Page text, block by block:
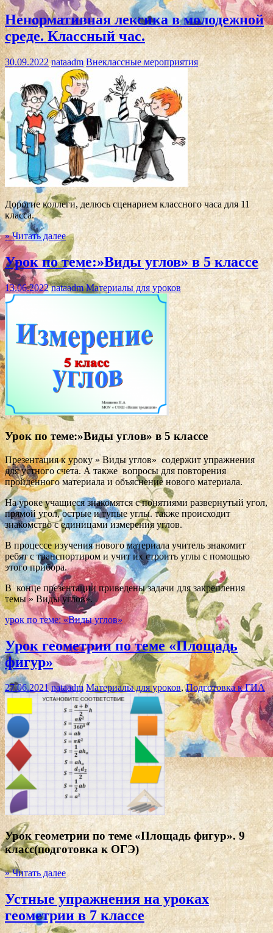
Ненормативная лексика в молодежной
среде. Классный час.
30.09.2022 nataadm Внеклассные мероприятия
Дорогие коллеги, делюсь сценарием классного часа для 11
класса.
» Читать далее
Урок по теме:»Виды углов» в 5 классе
13.06.2022 nataadm Материалы для уроков
Урок по теме:»Виды углов» в 5 классе
Презентация к уроку » Виды углов» содержит упражнения
для устного счета. А также вопросы для повторения
пройденного материала и объяснение нового материала.
На уроке учащиеся знакомятся с понятиями развернутый угол,
прямой угол, острые и тупые углы. также происходит
знакомство с единицами измерения углов.
В процессе изучения нового материала учитель знакомит
ребят с транспортиром и учит их строить углы с помощью
этого прибора.
В конце презентации приведены задачи для закрепления
темы » Виды углов».
урок по теме: «Виды углов»
Урок геометрии по теме «Площадь
фигур»
27.06.2021 nataadm Материалы для уроков,Подготовка к ГИА
Урок геометрии по теме «Площадь фигур». 9
класс(подготовка к ОГЭ)
» Читать далее
Устные упражнения на уроках
геометрии в 7 классе